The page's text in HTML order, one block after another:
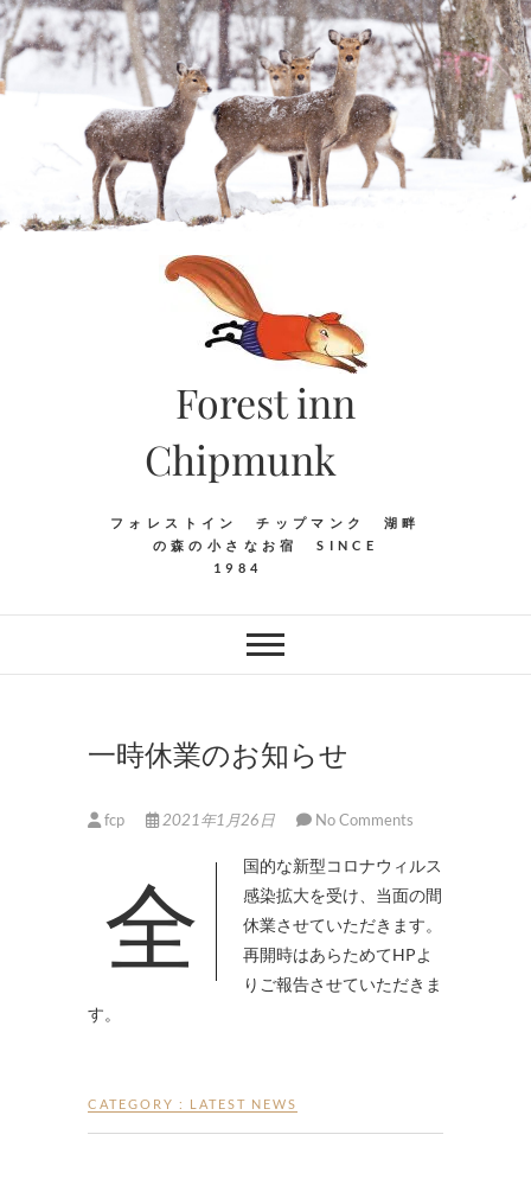
Skip
to
content
Forest inn
Chipmunk
フォレストイン チップマンク 湖畔
の森の小さなお宿 SINCE
1984
一時休業のお知らせ
fcp 2021年1月26日 No Comments
全国的な新型コロナウィルス
感染拡大を受け、当面の間
休業させていただきます。
再開時はあらためてHPよ
りご報告させていただきま
す。
CATEGORY : LATEST NEWS